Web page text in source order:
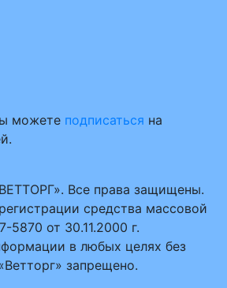
можете подписаться на
Все права защищены.
средства массовой
от 30.11.2000 г.
в любых целях без
запрещено.